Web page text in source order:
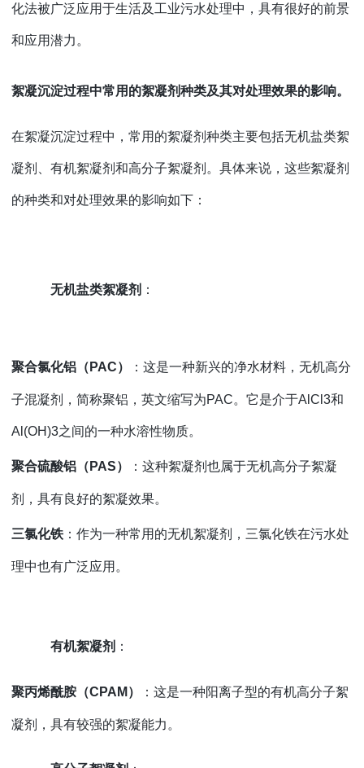
化法被广泛应用于生活及工业污水处理中，具有很好的前景
和应用潜力。
絮凝沉淀过程中常用的絮凝剂种类及其对处理效果的影响。
在絮凝沉淀过程中，常用的絮凝剂种类主要包括无机盐类絮
凝剂、有机絮凝剂和高分子絮凝剂。具体来说，这些絮凝剂
的种类和对处理效果的影响如下：
无机盐类絮凝剂 ：
聚合氯化铝（ PAC） ：这是一种新兴的净水材料，无机高分
子混凝剂，简称聚铝，英文缩写为PAC。它是介于AlCl3和
Al(OH)3之间的一种水溶性物质。
聚合硫酸铝（ PAS） ：这种絮凝剂也属于无机高分子絮凝
剂，具有良好的絮凝效果。
三氯化铁 ：作为一种常用的无机絮凝剂，三氯化铁在污水处
理中也有广泛应用。
有机絮凝剂 ：
聚丙烯酰胺（CPAM） ：这是一种阳离子型的有机高分子絮
凝剂，具有较强的絮凝能力。